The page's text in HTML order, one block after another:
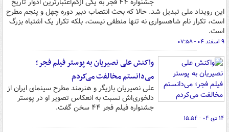
این رویداد ملی تبدیل شد. حالا که بحث انتصاب دبیر دوره چهل و پنجم مطرح
است، تکرار نام شاهسواری نه تنها منطقی نیست، بلکه تکرار یک اشتباه بزرگ
است.
۹ اسفند ۰۴ - ۰۷:۵۸
واکنش علی نصیریان به پوستر فیلم فجر؛
می‌دانستم مخالفت می‌کردم
علی نصیریان بازیگر و هنرمند مطرح سینمای ایران از
دلخوری‌اش نسبت به انعکاس تصویر او در پوستر
جشنواره فیلم فجر ۴۴ سخن گفت.
۱۴ دی ۰۴ - ۱۵:۵۴